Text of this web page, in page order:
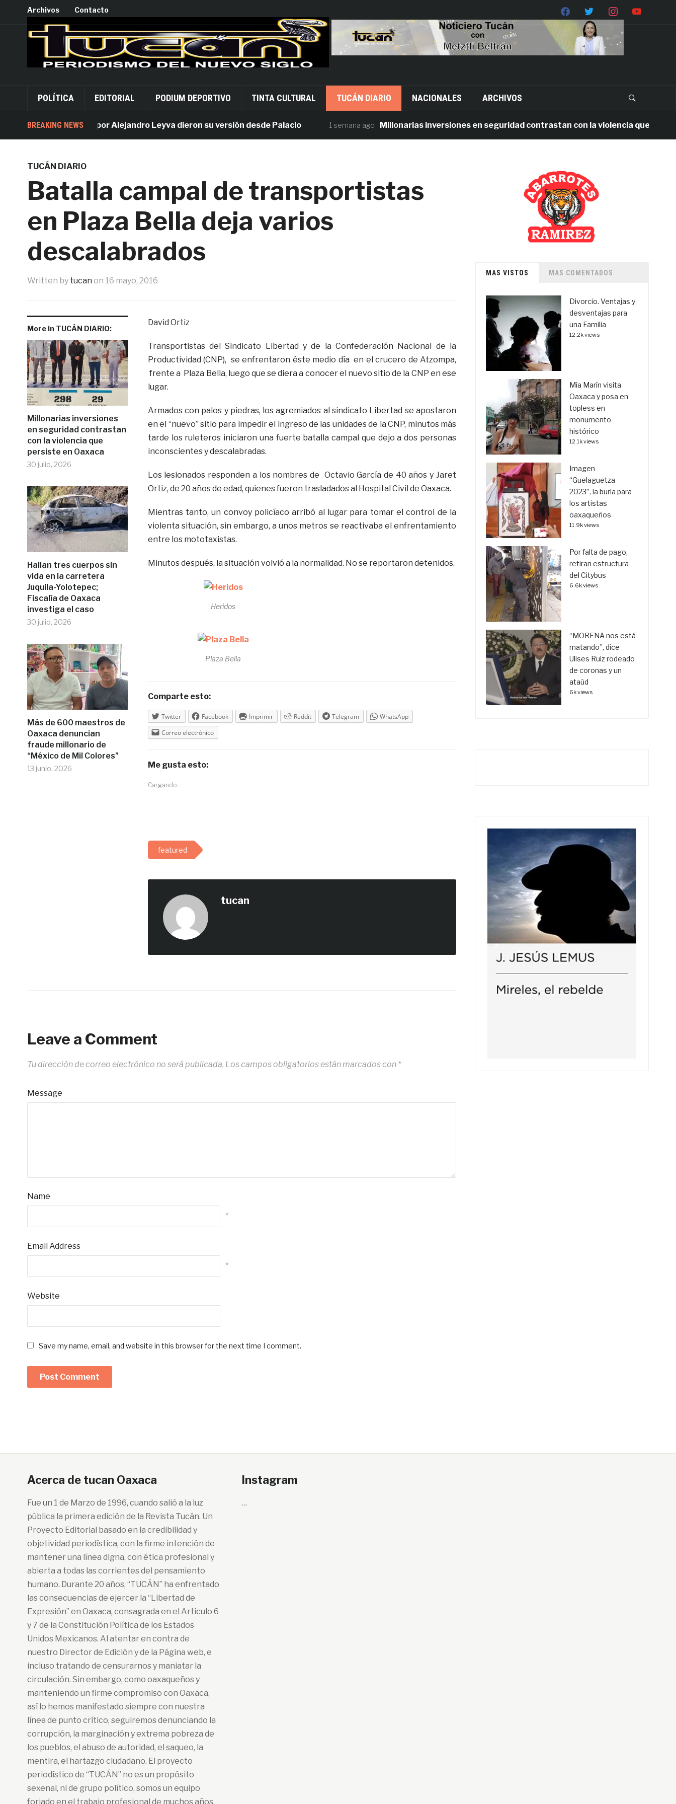
Archivos Contacto
POLÍTICA EDITORIAL PODIUM DEPORTIVO TINTA CULTURAL TUCÁN DIARIO NACIONALES ARCHIVOS
BREAKING NEWS
Acusados por Alejandro Leyva dieron su versión desde Palacio 1 semana ago Millonarias inversiones en seguridad contrastan con la violencia que persiste en
TUCÁN DIARIO
Batalla campal de transportistas
en Plaza Bella deja varios
descalabrados
Written by tucan on 16 mayo, 2016
More in TUCÁN DIARIO:
Millonarias inversiones
en seguridad contrastan
con la violencia que
persiste en Oaxaca
30 julio, 2026
Hallan tres cuerpos sin
vida en la carretera
Juquila-Yolotepec;
Fiscalía de Oaxaca
investiga el caso
30 julio, 2026
Más de 600 maestros de
Oaxaca denuncian
fraude millonario de
“México de Mil Colores”
13 junio, 2026
David Ortiz
Transportistas del Sindicato Libertad y de la Confederación Nacional de la
Productividad (CNP), se enfrentaron éste medio día en el crucero de Atzompa,
frente a Plaza Bella, luego que se diera a conocer el nuevo sitio de la CNP en ese
lugar.
Armados con palos y piedras, los agremiados al sindicato Libertad se apostaron
en el “nuevo” sitio para impedir el ingreso de las unidades de la CNP, minutos más
tarde los ruleteros iniciaron una fuerte batalla campal que dejo a dos personas
inconscientes y descalabradas.
Los lesionados responden a los nombres de Octavio García de 40 años y Jaret
Ortiz, de 20 años de edad, quienes fueron trasladados al Hospital Civil de Oaxaca.
Mientras tanto, un convoy policíaco arribó al lugar para tomar el control de la
violenta situación, sin embargo, a unos metros se reactivaba el enfrentamiento
entre los mototaxistas.
Minutos después, la situación volvió a la normalidad. No se reportaron detenidos.
Heridos
Plaza Bella
Comparte esto:
Twitter Facebook Imprimir Reddit Telegram
WhatsApp
Correo electrónico
Me gusta esto:
Cargando...
featured
tucan
Leave a Comment
Tu dirección de correo electrónico no será publicada. Los campos obligatorios están marcados con *
Message
Name
*
Email Address
*
Website
Save my name, email, and website in this browser for the next time I comment.
MAS VISTOS MAS COMENTADOS
Divorcio. Ventajas y
desventajas para
una Familia
12.2k views
Mía Marín visita
Oaxaca y posa en
topless en
monumento
histórico
12.1k views
Imagen
“Guelaguetza
2023”, la burla para
los artistas
oaxaqueños
11.9k views
Por falta de pago,
retiran estructura
del Citybus
6.6k views
“MORENA nos está
matando”, dice
Ulises Ruiz rodeado
de coronas y un
ataúd
6k views
Acerca de tucan Oaxaca
Fue un 1 de Marzo de 1996, cuando salió a la luz
pública la primera edición de la Revista Tucán. Un
Proyecto Editorial basado en la credibilidad y
objetividad periodística, con la firme intención de
mantener una línea digna, con ética profesional y
abierta a todas las corrientes del pensamiento
humano. Durante 20 años, “TUCÁN” ha enfrentado
las consecuencias de ejercer la “Libertad de
Expresión” en Oaxaca, consagrada en el Articulo 6
y 7 de la Constitución Política de los Estados
Unidos Mexicanos. Al atentar en contra de
nuestro Director de Edición y de la Página web, e
incluso tratando de censurarnos y maniatar la
circulación. Sin embargo, como oaxaqueños y
manteniendo un firme compromiso con Oaxaca,
así lo hemos manifestado siempre con nuestra
línea de punto crítico, seguiremos denunciando la
corrupción, la marginación y extrema pobreza de
los pueblos, el abuso de autoridad, el saqueo, la
mentira, el hartazgo ciudadano. El proyecto
periodístico de “TUCÁN” no es un propósito
sexenal, ni de grupo político, somos un equipo
forjado en el trabajo profesional de muchos años.
Instagram
…